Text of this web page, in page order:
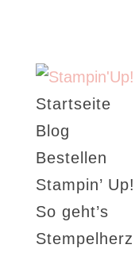
Startseite
Blog
Bestellen
Stampin’
So geht’s